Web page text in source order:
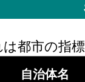
都市の指
自治体名